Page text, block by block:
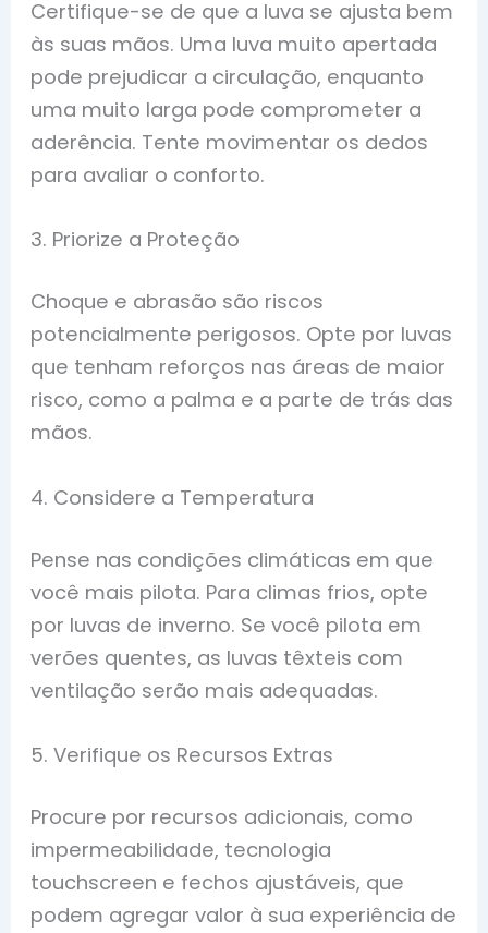
Certifique-se de que a luva se ajusta bem
às suas mãos. Uma luva muito apertada
pode prejudicar a circulação, enquanto
uma muito larga pode comprometer a
aderência. Tente movimentar os dedos
para avaliar o conforto.
3. Priorize a Proteção
Choque e abrasão são riscos
potencialmente perigosos. Opte por luvas
que tenham reforços nas áreas de maior
risco, como a palma e a parte de trás das
mãos.
4. Considere a Temperatura
Pense nas condições climáticas em que
você mais pilota. Para climas frios, opte
por luvas de inverno. Se você pilota em
verões quentes, as luvas têxteis com
ventilação serão mais adequadas.
5. Verifique os Recursos Extras
Procure por recursos adicionais, como
impermeabilidade, tecnologia
touchscreen e fechos ajustáveis, que
podem agregar valor à sua experiência de